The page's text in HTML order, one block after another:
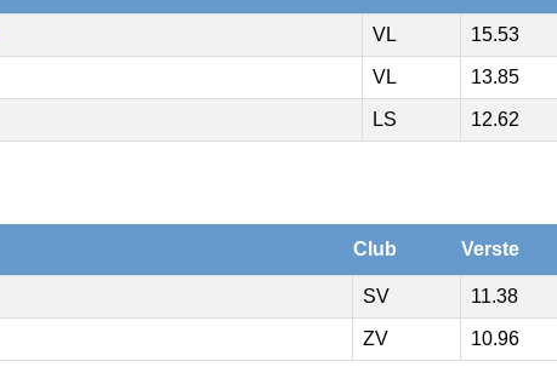
VL 15.53
VL 13.85
LS 12.62
Club Verste
SV 11.38
ZV 10.96